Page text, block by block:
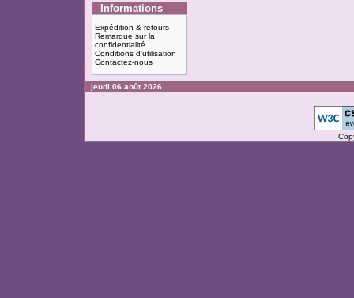
Informations
Expédition & retours
Remarque sur la
confidentialité
Conditions d'utilisation
Contactez-nous
jeudi 06 août 2026